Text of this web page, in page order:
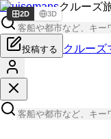
Cruisemansクルーズ
投稿する クルーズ
2D 3D